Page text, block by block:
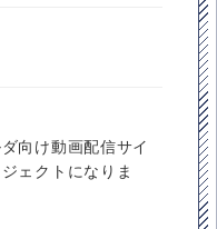
向け動画配信サイ
ェクトになりま